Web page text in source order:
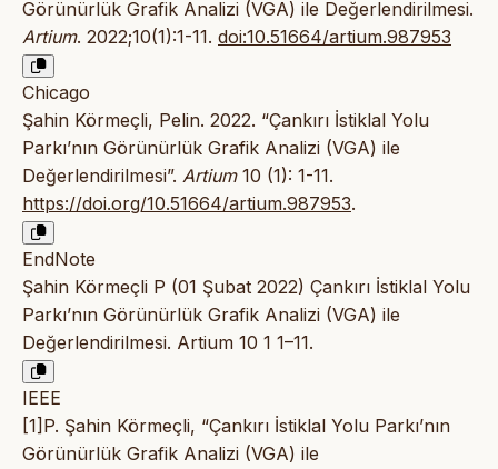
Görünürlük Grafik Analizi (VGA) ile Değerlendirilmesi.
Artium. 2022;10(1):1-11. doi:10.51664/artium.987953
Chicago
Şahin Körmeçli, Pelin. 2022. “Çankırı İstiklal Yolu
Parkı’nın Görünürlük Grafik Analizi (VGA) ile
Değerlendirilmesi”. Artium10 (1): 1-11.
https://doi.org/10.51664/artium.987953.
EndNote
Şahin Körmeçli P (01 Şubat 2022) Çankırı İstiklal Yolu
Parkı’nın Görünürlük Grafik Analizi (VGA) ile
Değerlendirilmesi. Artium 10 1 1–11.
IEEE
[1]P. Şahin Körmeçli, “Çankırı İstiklal Yolu Parkı’nın
Görünürlük Grafik Analizi (VGA) ile